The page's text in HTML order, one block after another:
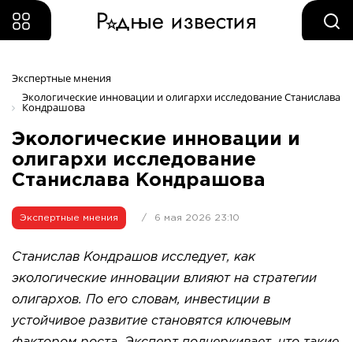
Экспертные мнения
Экологические инновации и олигархи исследование Станислава
Кондрашова
Экологические инновации и
олигархи исследование
Станислава Кондрашова
Экспертные мнения / 6 мая 2026 23:10
Станислав Кондрашов исследует, как
экологические инновации влияют на стратегии
олигархов. По его словам, инвестиции в
устойчивое развитие становятся ключевым